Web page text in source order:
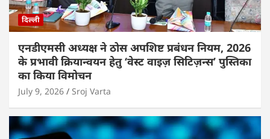
दिल्ली
एनडीएमसी अध्यक्ष ने ठोस अपशिष्ट प्रबंधन नियम, 2026
के प्रभावी क्रियान्वयन हेतु ‘वेस्ट वाइज़ सिटिज़न्स’ पुस्तिका
का किया विमोचन
July 9, 2026 Sroj Varta